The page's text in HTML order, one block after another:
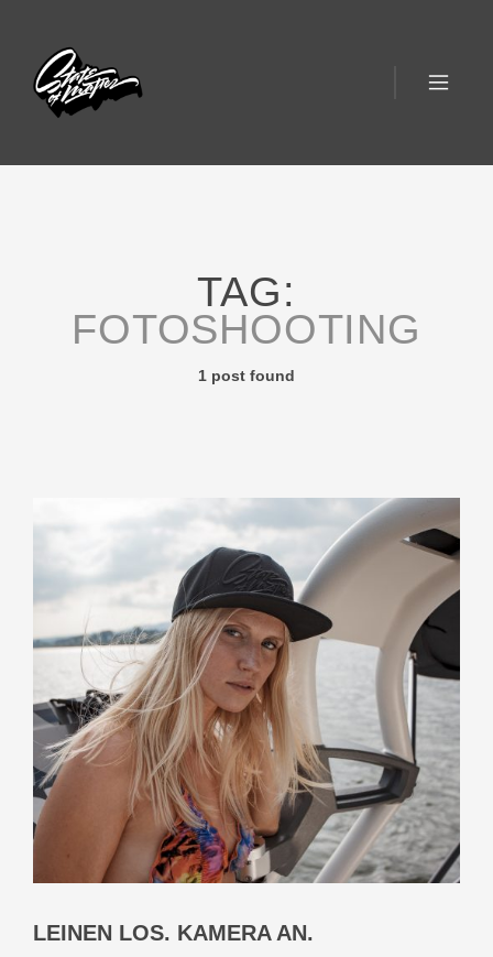
TAG:
FOTOSHOOTING
1 post found
LEINEN LOS. KAMERA AN.